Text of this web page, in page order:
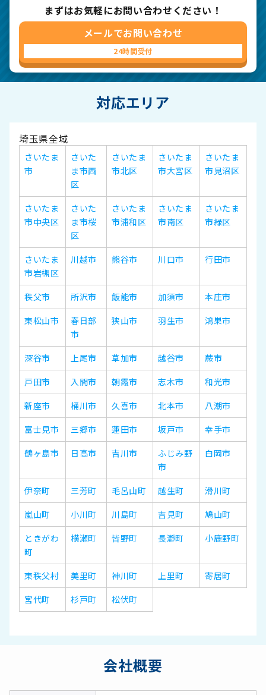
まずはお気軽にお問い合わせください！
メールでお問い合わせ
24時間受付
対応エリア
埼玉県全域
さいたま
市
さいた
ま市西
区
さいたま
市北区
さいたま
市大宮区
さいたま
市見沼区
さいたま
市中央区
さいた
ま市桜
区
さいたま
市浦和区
さいたま
市南区
さいたま
市緑区
さいたま
市岩槻区
川越市 熊谷市 川口市 行田市
秩父市 所沢市 飯能市 加須市
本庄市
東松山市
春日部
市
狭山市 羽生市 鴻巣市
深谷市 上尾市 草加市 越谷市
蕨市
戸田市
入間市 朝霞市 志木市
和光市
新座市
桶川市 久喜市 北本市
八潮市
富士見市
三郷市 蓮田市 坂戸市
幸手市
鶴ヶ島市
日高市 吉川市
ふじみ野
市
白岡市
伊奈町 三芳町 毛呂山町 越生町
滑川町
嵐山町
小川町 川島町 吉見町
鳩山町
ときがわ
町
横瀬町 皆野町 長瀞町 小鹿野町
東秩父村 美里町 神川町 上里町
寄居町
宮代町
杉戸町 松伏町
会社概要